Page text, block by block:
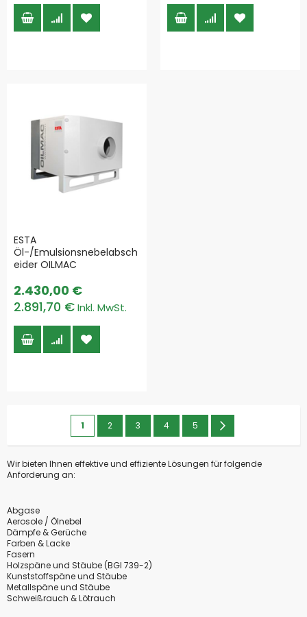
ESTA
Öl-/Emulsionsnebelabsch
eider OILMAC
2.891,70 €
2.430,00 €
Seite
Sie
gerade
1 Seite
2 Seite
3 Seite
4 Seite
5
Wir bieten Ihnen effektive und effiziente Lösungen für folgende
Anforderung an:
Abgase
Aerosole / Ölnebel
Dämpfe & Gerüche
Farben & Lacke
Fasern
Holzspäne und Stäube (BGI 739-2)
Kunststoffspäne und Stäube
Metallspäne und Stäube
Schweißrauch & Lötrauch